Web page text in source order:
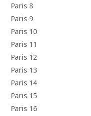
Paris 8
Paris 9
Paris 10
Paris 11
Paris 12
Paris 13
Paris 14
Paris 15
Paris 16